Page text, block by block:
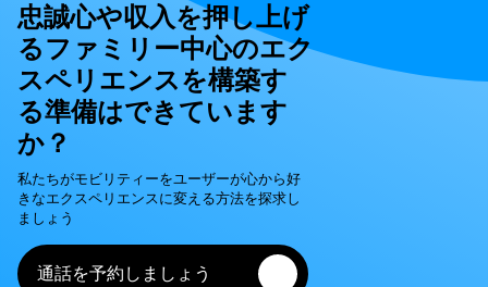
忠誠心や収入を押し上げ
るファミリー中心のエク
スペリエンスを構築す
る準備はできています
か？
私たちがモビリティーをユーザーが心から好
きなエクスペリエンスに変える方法を探求し
ましょう
通話を予約しましょう